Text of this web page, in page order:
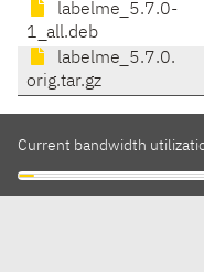
labelme_5.7.0-
1_all.deb
labelme_5.7.0.
orig.tar.gz
Current bandwidth